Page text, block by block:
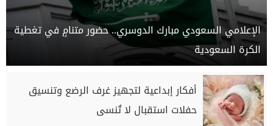
الإعلامي السعودي مبارك الدوسري.. حضور متنامٍ في تغطية
الكرة السعودية
أفكار إبداعية لتجهيز غرف الرضع وتنسيق
حفلات استقبال لا تُنسى